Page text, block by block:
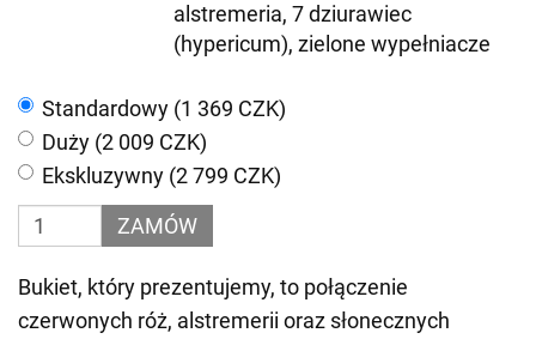
alstremeria, 7 dziurawiec
(hypericum), zielone wypełniacze
Standardowy (1 369 CZK)
Duży (2 009 CZK)
Ekskluzywny (2 799 CZK)
ZAMÓW
Bukiet, który prezentujemy, to połączenie
czerwonych róż, alstremerii oraz słonecznych